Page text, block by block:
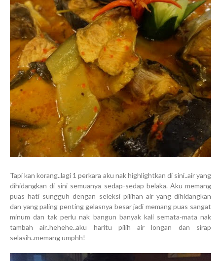
Tapi kan korang..lagi 1 perkara aku nak highlightkan di sini..air yang
dihidangkan di sini semuanya sedap-sedap belaka. Aku memang
puas hati sungguh dengan seleksi pilihan air yang dihidangkan
dan yang paling penting gelasnya besar jadi memang puas sangat
minum dan tak perlu nak bangun banyak kali semata-mata nak
tambah air..hehehe..aku haritu pilih air longan dan sirap
selasih..memang umphh!